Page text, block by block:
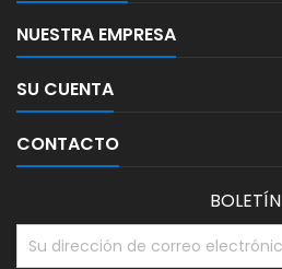
NUESTRA EMPRESA
SU CUENTA
CONTACTO
BOLETÍN